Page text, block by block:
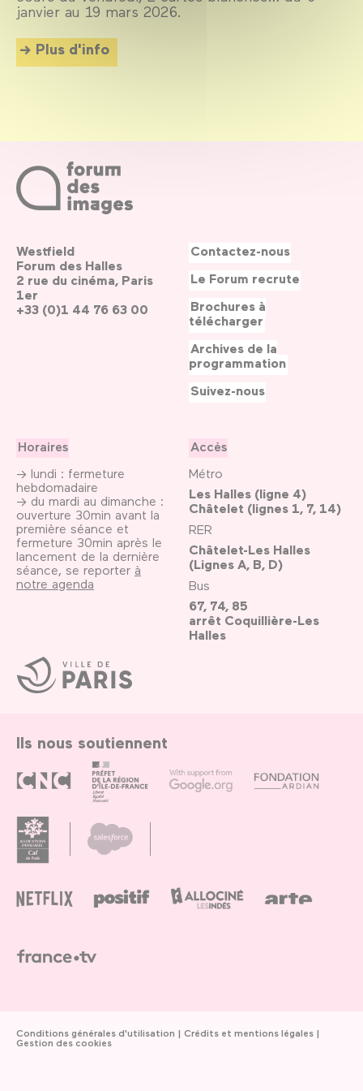
janvier au 19 mars 2026.
Plus d'info
Ville
de
Paris
Westfield
Forum des Halles
2 rue du cinéma, Paris
1er
+33 (0)1 44 76 63 00
Horaires
→ lundi : fermeture
hebdomadaire
→ du mardi au dimanche :
ouverture 30min avant la
première séance et
fermeture 30min après le
lancement de la dernière
séance, se reporter à
notre agenda
Accès
Métro
Les Halles (ligne 4)
Châtelet (lignes 1, 7, 14)
RER
Châtelet-Les Halles
(Lignes A, B, D)
Bus
67, 74, 85
arrêt Coquillière-Les
Halles
Contactez-nous
Le Forum recrute
Brochures à
télécharger
Archives de la
programmation
Suivez-nous
Ils nous soutiennent
Conditions générales d'utilisation
Crédits et mentions légales
Gestion des cookies